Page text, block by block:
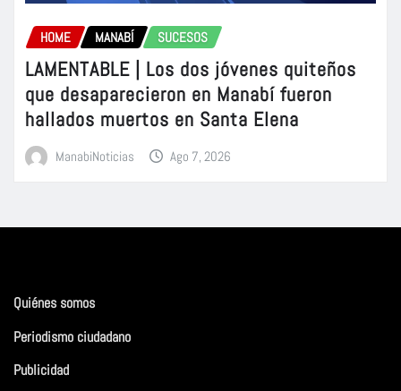
HOME MANABÍ SUCESOS
LAMENTABLE | Los dos jóvenes quiteños
que desaparecieron en Manabí fueron
hallados muertos en Santa Elena
ManabiNoticias Ago 7, 2026
Quiénes somos
Periodismo ciudadano
Publicidad